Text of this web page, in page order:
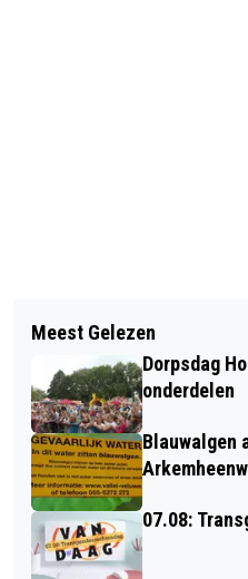
ANTHONIE
GEDACHT, DAT
ZO SNEL ZOU
BELEVENISSEN
SCHILDERENDE
Meest Gelezen
Dorpsdag
onderdelen
Blauwalgen
07.08: